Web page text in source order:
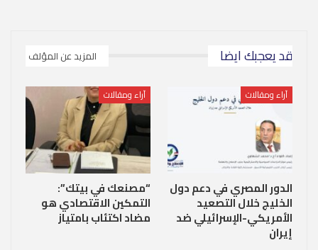
قد يعجبك ايضا المزيد عن المؤلف
آراء ومقالات
الدور المصري في دعم دول
الخليج خلال التصعيد
الأمريكي-الإسرائيلي ضد
إيران
آراء ومقالات
“مصنعك في بيتك”:
التمكين الاقتصادي هو
مضاد اكتئاب بامتياز